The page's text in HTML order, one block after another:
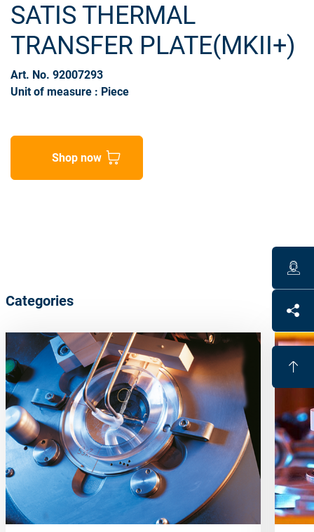
SATIS THERMAL
TRANSFER PLATE(MKII+)
Art. No. 92007293
Unit of measure : Piece
Shop now
Categories